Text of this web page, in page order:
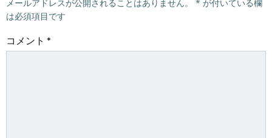
ゲ
ー
ゲ
メールアドレスが公開されることはありません。 * が付いている欄
は必須項目です
コメント *